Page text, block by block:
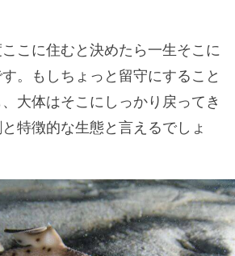
こに住むと決めたら一生そこに
。もしちょっと留守にすること
大体はそこにしっかり戻ってき
特徴的な生態と言えるでしょ